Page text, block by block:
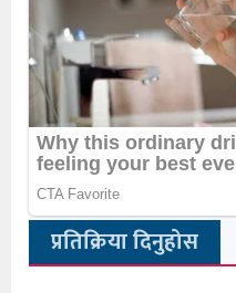
प्रतिक्रिया दिनुहोस